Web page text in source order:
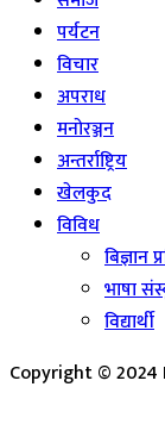
पर्यटन
विचार
अपराध
मनोरञ्जन
अन्तर्राष्ट्रिय
खेलकुद
विविध
बिज्ञान
भाषा
विद्यार्थी
Copyright © 2024